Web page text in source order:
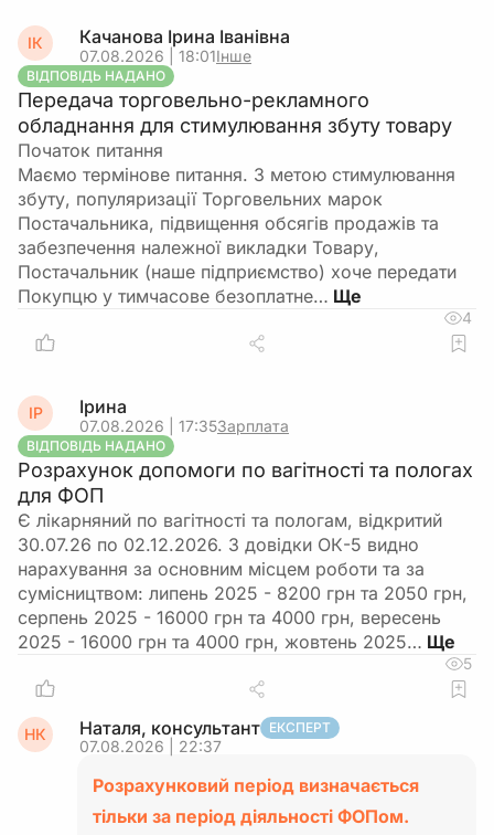
ІК Качанова Ірина Іванівна
07.08.2026 | 18:01Інше
ВІДПОВІДЬ НАДАНО
Передача торговельно-рекламного
обладнання для стимулювання збуту товару
Початок питання
Маємо термінове питання. З метою стимулювання
збуту, популяризації Торговельних марок
Постачальника, підвищення обсягів продажів та
забезпечення належної викладки Товару,
Постачальник (наше підприємство) хоче передати
Покупцю у тимчасове безоплатне…
4
ІР Ірина
07.08.2026 | 17:35Зарплата
ВІДПОВІДЬ НАДАНО
Розрахунок допомоги по вагітності та пологах
для ФОП
Є лікарняний по вагітності та пологам, відкритий
30.07.26 по 02.12.2026. З довідки ОК-5 видно
нарахування за основним місцем роботи та за
сумісництвом: липень 2025 - 8200 грн та 2050 грн,
серпень 2025 - 16000 грн та 4000 грн, вересень
2025 - 16000 грн та 4000 грн, жовтень 2025…
5
НК Наталя, консультант ЕКСПЕРТ
07.08.2026 | 22:37
Розрахунковий період визначається
тільки за період діяльності ФОПом.